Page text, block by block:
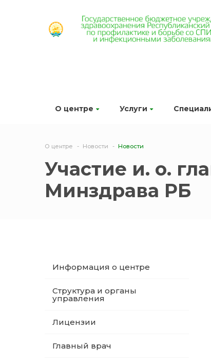
О центре Услуги
О центре Новости Новости
Участие и. о.
Минздрава РБ
Информация о центре
Структура и органы
управления
Лицензии
Главный врач